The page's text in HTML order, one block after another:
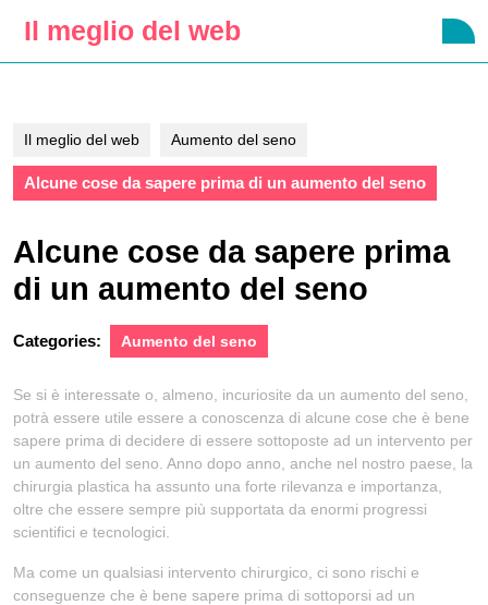
content
Il meglio del web
Il meglio del web Aumento del seno
Alcune cose da sapere prima di un aumento del seno
Alcune cose da sapere prima
di un aumento del seno
Categories: Aumento del seno
Se si è interessate o, almeno, incuriosite da un aumento del seno,
potrà essere utile essere a conoscenza di alcune cose che è bene
sapere prima di decidere di essere sottoposte ad un intervento per
un aumento del seno. Anno dopo anno, anche nel nostro paese, la
chirurgia plastica ha assunto una forte rilevanza e importanza,
oltre che essere sempre più supportata da enormi progressi
scientifici e tecnologici.
Ma come un qualsiasi intervento chirurgico, ci sono rischi e
conseguenze che è bene sapere prima di sottoporsi ad un